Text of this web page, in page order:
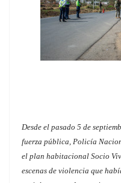
Desde el pasado 5 de
fuerza pública, Policía
el plan habitacional Socio
escenas de violencia que